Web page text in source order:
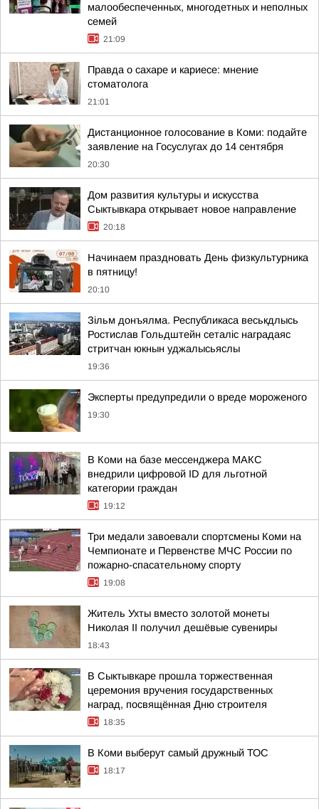
малообеспеченных, многодетных и неполных
семей
21:09
Правда о сахаре и кариесе: мнение
стоматолога
21:01
Дистанционное голосование в Коми: подайте
заявление на Госуслугах до 14 сентября
20:30
Дом развития культуры и искусства
Сыктывкара открывает новое направление
20:18
Начинаем праздновать День физкультурника
в пятницу!
20:10
Зільм донъялма. Республикаса веськдлысь
Ростислав Гольдштейн сеталіс наградаяс
стритчан юкнын уджалысьяслы
19:36
Эксперты предупредили о вреде мороженого
19:30
В Коми на базе мессенджера МАКС
внедрили цифровой ID для льготной
категории граждан
19:12
Три медали завоевали спортсмены Коми на
Чемпионате и Первенстве МЧС России по
пожарно-спасательному спорту
19:08
Житель Ухты вместо золотой монеты
Николая II получил дешёвые сувениры
18:43
В Сыктывкаре прошла торжественная
церемония вручения государственных
наград, посвящённая Дню строителя
18:35
В Коми выберут самый дружный ТОС
18:17